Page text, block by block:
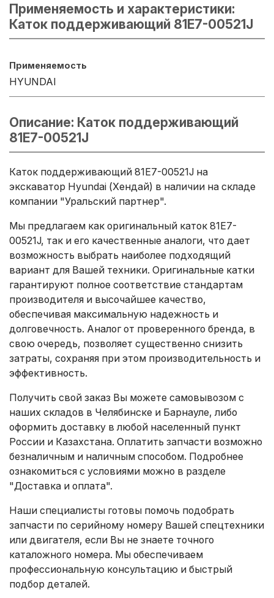
Применяемость и характеристики:
Каток поддерживающий 81E7-00521J
Применяемость
HYUNDAI
Описание: Каток поддерживающий
81E7-00521J
Каток поддерживающий 81E7-00521J на
экскаватор Hyundai (Хендай) в наличии на складе
компании "Уральский партнер".
Мы предлагаем как оригинальный каток 81E7-
00521J, так и его качественные аналоги, что дает
возможность выбрать наиболее подходящий
вариант для Вашей техники. Оригинальные катки
гарантируют полное соответствие стандартам
производителя и высочайшее качество,
обеспечивая максимальную надежность и
долговечность. Аналог от проверенного бренда, в
свою очередь, позволяет существенно снизить
затраты, сохраняя при этом производительность и
эффективность.
Получить свой заказ Вы можете самовывозом с
наших складов в Челябинске и Барнауле, либо
оформить доставку в любой населенный пункт
России и Казахстана. Оплатить запчасти возможно
безналичным и наличным способом. Подробнее
ознакомиться с условиями можно в разделе
"Доставка и оплата".
Наши специалисты готовы помочь подобрать
запчасти по серийному номеру Вашей спецтехники
или двигателя, если Вы не знаете точного
каталожного номера. Мы обеспечиваем
профессиональную консультацию и быстрый
подбор деталей.